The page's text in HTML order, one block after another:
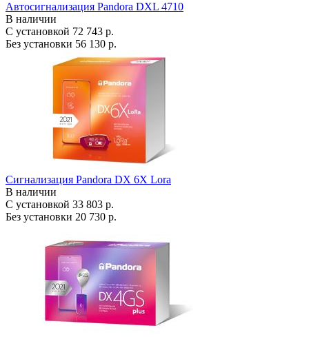
Автосигнализация Pandora DXL 4710
В наличии
С установкой 72 743 р.
Без установки 56 130 р.
Сигнализация Pandora DX 6X Lora
В наличии
С установкой 33 803 р.
Без установки 20 730 р.